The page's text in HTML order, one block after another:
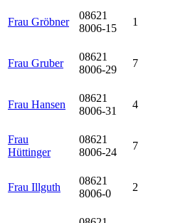
Frau Gröbner
08621
8006-15
1
Frau Gruber
08621
8006-29
7
Frau Hansen
08621
8006-31
4
Frau
Hüttinger
08621
8006-24
7
Frau Illguth
08621
8006-0
2